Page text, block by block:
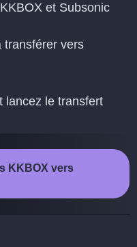
et Subsonic
transférer vers
lancez le transfert
KKBOX vers